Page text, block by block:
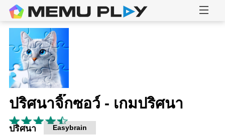
ปริศนาจิ๊กซอว์ - เกมปริศนา
ปริศนา Easybrain